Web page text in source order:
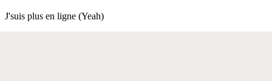
J'suis plus en ligne (Yeah)